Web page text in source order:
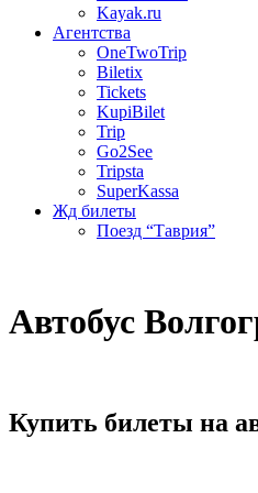
Kayak.ru
Агентства
OneTwoTrip
Biletix
Tickets
KupiBilet
Trip
Go2See
Tripsta
SuperKassa
Жд билеты
Поезд “Таврия”
Автобус
Купить билеты на